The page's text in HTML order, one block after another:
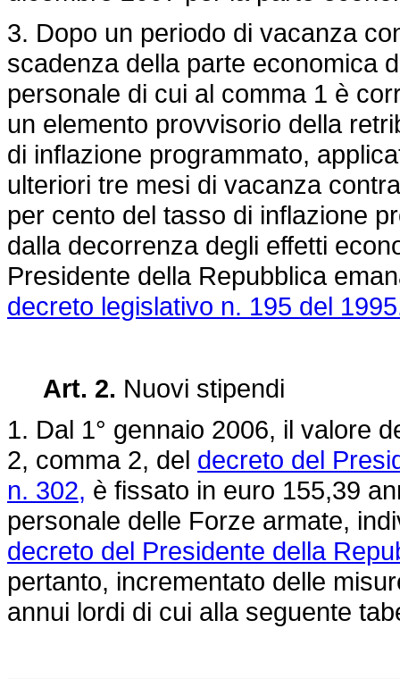
3. Dopo un periodo di vacanza
scadenza della parte economica
personale di cui al comma 1 è
un elemento provvisorio della
di inflazione programmato,
ulteriori tre mesi di vacanza
per cento del tasso di inflazione
dalla decorrenza degli effetti
Presidente della Repubblica
decreto legislativo n. 195 del
Art. 2. Nuovi stipendi
1. Dal 1° gennaio 2006, il valore
2, comma 2, del decreto del
n. 302, è fissato in euro 155,39
personale delle Forze armate,
decreto del Presidente della
pertanto, incrementato delle
annui lordi di cui alla seguente